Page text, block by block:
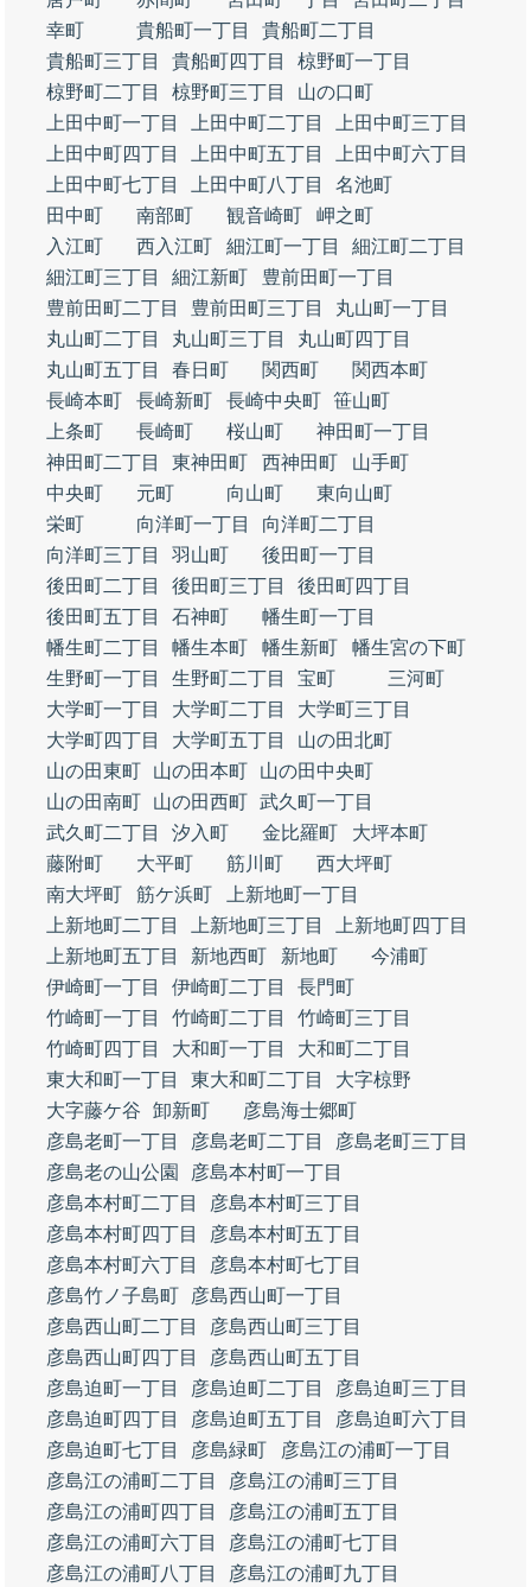
幸町
貴船町一丁目
貴船町二丁目
貴船町三丁目
貴船町四丁目
椋野町一丁目
椋野町二丁目
椋野町三丁目
山の口町
上田中町一丁目
上田中町二丁目
上田中町三丁目
上田中町四丁目
上田中町五丁目
上田中町六丁目
上田中町七丁目
上田中町八丁目
名池町
田中町
南部町 観音崎町
岬之町
入江町
西入江町 細江町一丁目
細江町二丁目
細江町三丁目
細江新町
豊前田町一丁目
豊前田町二丁目
豊前田町三丁目
丸山町一丁目
丸山町二丁目
丸山町三丁目
丸山町四丁目
丸山町五丁目
春日町 関西町
関西本町
長崎本町
長崎新町 長崎中央町 笹山町
上条町
長崎町 桜山町
神田町一丁目
神田町二丁目
東神田町 西神田町
山手町
中央町
元町 向山町
東向山町
栄町
向洋町一丁目
向洋町二丁目
向洋町三丁目
羽山町
後田町一丁目
後田町二丁目
後田町三丁目
後田町四丁目
後田町五丁目
石神町
幡生町一丁目
幡生町二丁目
幡生本町 幡生新町
幡生宮の下町
生野町一丁目
生野町二丁目 宝町
三河町
大学町一丁目
大学町二丁目
大学町三丁目
大学町四丁目
大学町五丁目
山の田北町
山の田東町
山の田本町
山の田中央町
山の田南町
山の田西町 武久町一丁目
武久町二丁目
汐入町 金比羅町
大坪本町
藤附町
大平町 筋川町
西大坪町
南大坪町
筋ケ浜町
上新地町一丁目
上新地町二丁目
上新地町三丁目
上新地町四丁目
上新地町五丁目
新地西町 新地町
今浦町
伊崎町一丁目
伊崎町二丁目
長門町
竹崎町一丁目
竹崎町二丁目
竹崎町三丁目
竹崎町四丁目
大和町一丁目
大和町二丁目
東大和町一丁目
東大和町二丁目
大字椋野
大字藤ケ谷
卸新町
彦島海士郷町
彦島老町一丁目
彦島老町二丁目
彦島老町三丁目
彦島老の山公園
彦島本村町一丁目
彦島本村町二丁目
彦島本村町三丁目
彦島本村町四丁目
彦島本村町五丁目
彦島本村町六丁目
彦島本村町七丁目
彦島竹ノ子島町
彦島西山町一丁目
彦島西山町二丁目
彦島西山町三丁目
彦島西山町四丁目
彦島西山町五丁目
彦島迫町一丁目
彦島迫町二丁目
彦島迫町三丁目
彦島迫町四丁目
彦島迫町五丁目
彦島迫町六丁目
彦島迫町七丁目
彦島緑町
彦島江の浦町一丁目
彦島江の浦町二丁目
彦島江の浦町三丁目
彦島江の浦町四丁目
彦島江の浦町五丁目
彦島江の浦町六丁目
彦島江の浦町七丁目
彦島江の浦町八丁目
彦島江の浦町九丁目